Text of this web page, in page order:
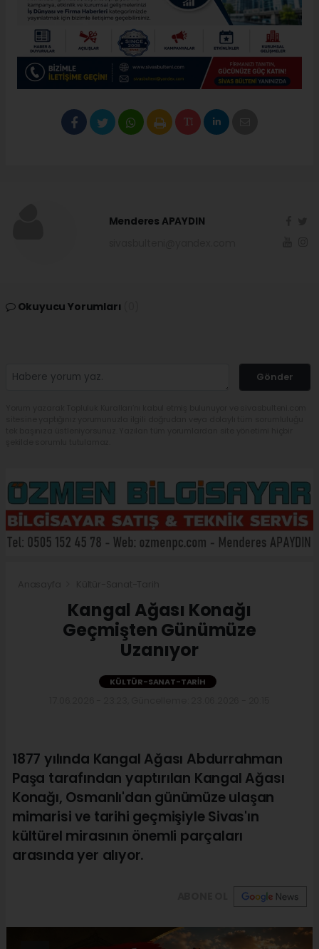
Menderes APAYDIN
Okuyucu Yorumları
Gönder
Kangal Ağası Konağı
Geçmişten Günümüze
Uzanıyor
KÜLTÜR-SANAT-TARIH
1877 yılında Kangal Ağası Abdurrahman
Paşa tarafından yaptırılan Kangal Ağası
Konağı, Osmanlı'dan günümüze ulaşan
mimarisi ve tarihi geçmişiyle Sivas'ın
kültürel mirasının önemli parçaları
arasında yer alıyor.